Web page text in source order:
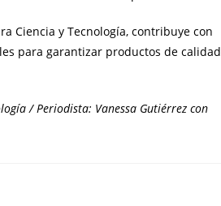
Ciencia y Tecnología, contribuye con
para garantizar productos de calidad
/ Periodista: Vanessa Gutiérrez con